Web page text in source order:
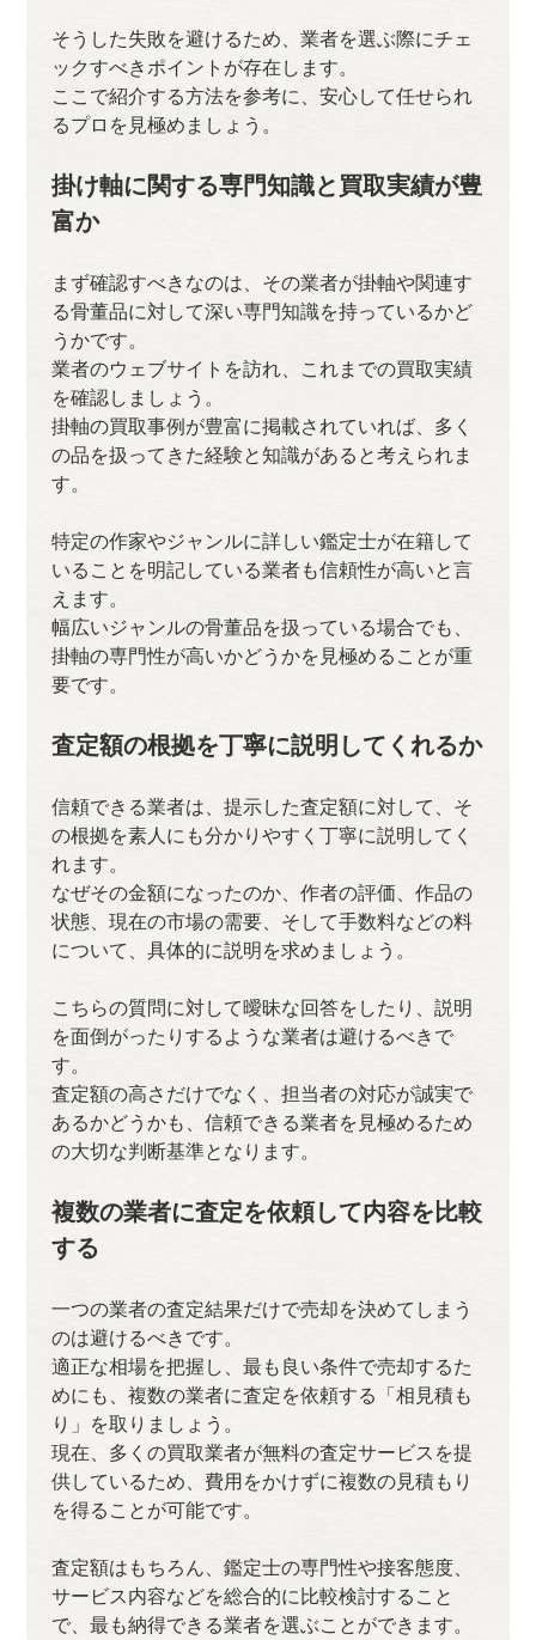
そうした失敗を避けるため、業者を選ぶ際にチェ
ックすべきポイントが存在します。
ここで紹介する方法を参考に、安心して任せられ
るプロを見極めましょう。
掛け軸に関する専門知識と買取実績が豊
富か
まず確認すべきなのは、その業者が掛軸や関連す
る骨董品に対して深い専門知識を持っているかど
うかです。
業者のウェブサイトを訪れ、これまでの買取実績
を確認しましょう。
掛軸の買取事例が豊富に掲載されていれば、多く
の品を扱ってきた経験と知識があると考えられま
す。
特定の作家やジャンルに詳しい鑑定士が在籍して
いることを明記している業者も信頼性が高いと言
えます。
幅広いジャンルの骨董品を扱っている場合でも、
掛軸の専門性が高いかどうかを見極めることが重
要です。
査定額の根拠を丁寧に説明してくれるか
信頼できる業者は、提示した査定額に対して、そ
の根拠を素人にも分かりやすく丁寧に説明してく
れます。
なぜその金額になったのか、作者の評価、作品の
状態、現在の市場の需要、そして手数料などの料
について、具体的に説明を求めましょう。
こちらの質問に対して曖昧な回答をしたり、説明
を面倒がったりするような業者は避けるべきで
す。
査定額の高さだけでなく、担当者の対応が誠実で
あるかどうかも、信頼できる業者を見極めるため
の大切な判断基準となります。
複数の業者に査定を依頼して内容を比較
する
一つの業者の査定結果だけで売却を決めてしまう
のは避けるべきです。
適正な相場を把握し、最も良い条件で売却するた
めにも、複数の業者に査定を依頼する「相見積も
り」を取りましょう。
現在、多くの買取業者が無料の査定サービスを提
供しているため、費用をかけずに複数の見積もり
を得ることが可能です。
査定額はもちろん、鑑定士の専門性や接客態度、
サービス内容などを総合的に比較検討すること
で、最も納得できる業者を選ぶことができます。